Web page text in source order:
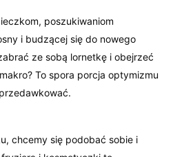
poszukiwaniom
i budzącej się do nowego
ze sobą lornetkę i obejrzeć
To spora porcja optymizmu
chcemy się podobać sobie i